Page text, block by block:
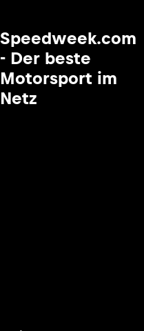
Speedweek.com
- Der beste
Motorsport im
Netz